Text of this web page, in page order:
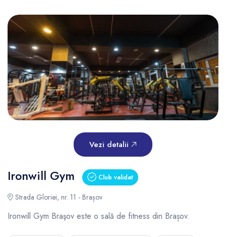
Vezi detalii
Ironwill Gym Club validat
Strada Gloriei, nr. 11 - Brașov
Ironwill Gym Braşov este o sală de fitness din Brașov.